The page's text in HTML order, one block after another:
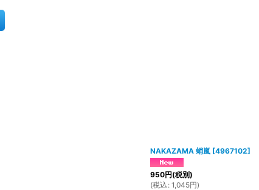
NAKAZAMA 蛸嵐 [4967102]
950円(税別)
(税込 : 1,045円)